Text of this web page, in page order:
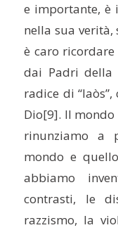
e importante, è
nella sua verità,
è caro
dai Padri della
radice di
Dio[9]. Il mondo
rinunziamo a
mondo e
abbiamo
contrasti, le
razzismo, la